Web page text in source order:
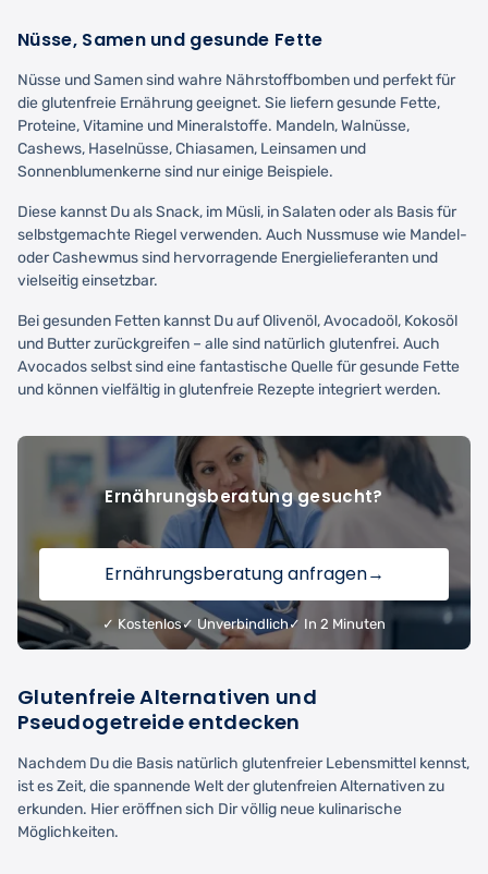
Nüsse, Samen und gesunde Fette
Nüsse und Samen sind wahre Nährstoffbomben und perfekt für
die glutenfreie Ernährung geeignet. Sie liefern gesunde Fette,
Proteine, Vitamine und Mineralstoffe. Mandeln, Walnüsse,
Cashews, Haselnüsse, Chiasamen, Leinsamen und
Sonnenblumenkerne sind nur einige Beispiele.
Diese kannst Du als Snack, im Müsli, in Salaten oder als Basis für
selbstgemachte Riegel verwenden. Auch Nussmuse wie Mandel-
oder Cashewmus sind hervorragende Energielieferanten und
vielseitig einsetzbar.
Bei gesunden Fetten kannst Du auf Olivenöl, Avocadoöl, Kokosöl
und Butter zurückgreifen – alle sind natürlich glutenfrei. Auch
Avocados selbst sind eine fantastische Quelle für gesunde Fette
und können vielfältig in glutenfreie Rezepte integriert werden.
Ernährungsberatung gesucht?
Ernährungsberatung anfragen→
✓ Kostenlos✓ Unverbindlich✓ In 2 Minuten
Glutenfreie Alternativen und
Pseudogetreide entdecken
Nachdem Du die Basis natürlich glutenfreier Lebensmittel kennst,
ist es Zeit, die spannende Welt der glutenfreien Alternativen zu
erkunden. Hier eröffnen sich Dir völlig neue kulinarische
Möglichkeiten.